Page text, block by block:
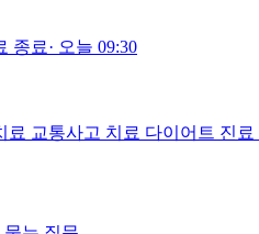
종료· 오늘 09:30
료 교통사고 치료 다이어트 진료